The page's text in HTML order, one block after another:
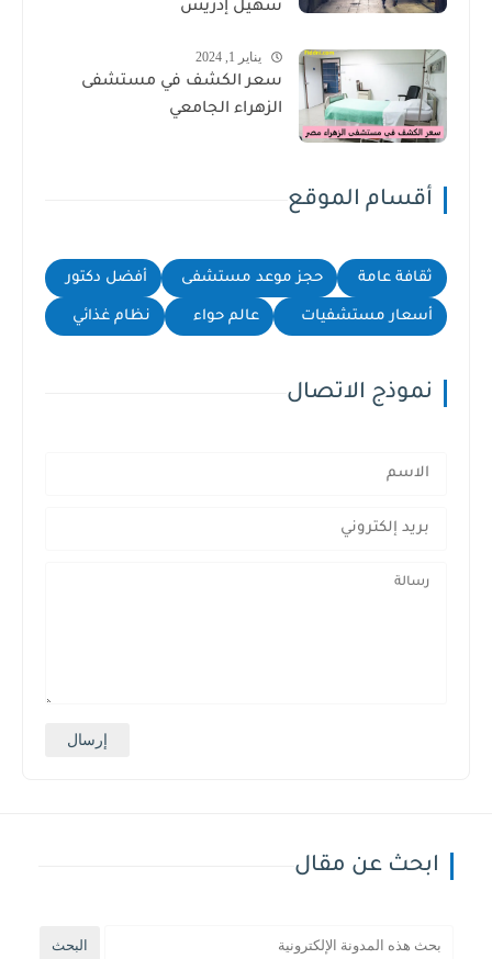
سهيل إدريس
يناير 1, 2024
سعر الكشف في مستشفى
الزهراء الجامعي
أقسام الموقع
ثقافة عامة حجز موعد مستشفى أفضل دكتور
أسعار مستشفيات عالم حواء نظام غذائي
نموذج الاتصال
ابحث عن مقال